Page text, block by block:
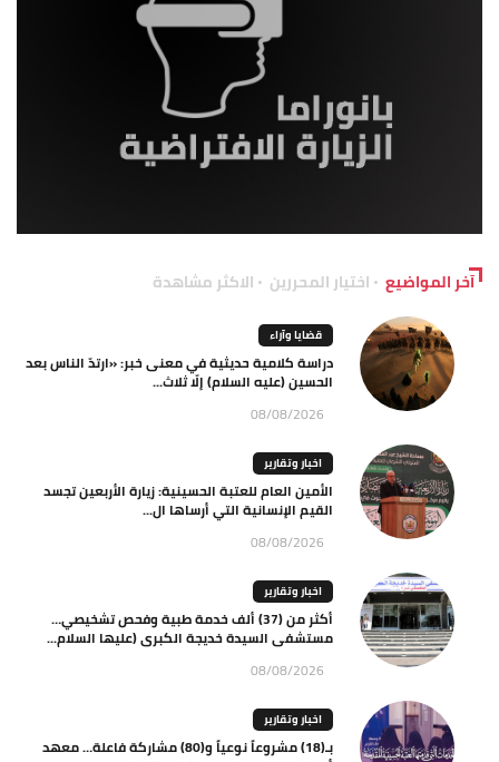
آخر المواضيع اختيار المحررين الاكثر مشاهدة
قضايا وآراء
دراسة كلامية حديثية في معنى خبر: «ارتدّ الناس بعد
الحسين (عليه السلام) إلّا ثلاث...
08/08/2026
اخبار وتقارير
الأمين العام للعتبة الحسينية: زيارة الأربعين تجسد
القيم الإنسانية التي أرساها ال...
08/08/2026
اخبار وتقارير
أكثر من (37) ألف خدمة طبية وفحص تشخيصي…
مستشفى السيدة خديجة الكبرى (عليها السلام...
08/08/2026
اخبار وتقارير
بـ(18) مشروعاً نوعياً و(80) مشاركة فاعلة… معهد